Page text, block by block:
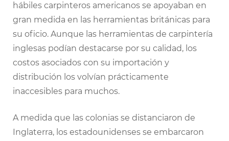
hábiles carpinteros americanos se apoyaban en
gran medida en las herramientas británicas para
su oficio. Aunque las herramientas de carpintería
inglesas podían destacarse por su calidad, los
costos asociados con su importación y
distribución los volvían prácticamente
inaccesibles para muchos.
A medida que las colonias se distanciaron de
Inglaterra, los estadounidenses se embarcaron